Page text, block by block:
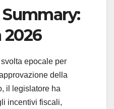
2026
svolta epocale per
della
il legislatore ha
incentivi fiscali,